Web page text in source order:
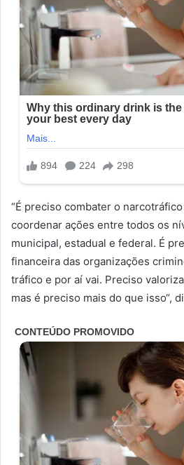
“É preciso combater o
coordenar ações entre todos os
municipal, estadual e federal. É
financeira das organizações
tráfico e por aí vai. Preciso
mas é preciso mais do que isso“,